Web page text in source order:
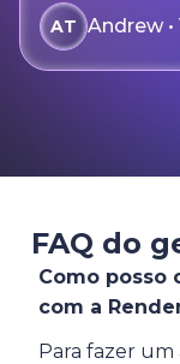
AT Andrew
FAQ do
Como posso
com a
Para fazer um